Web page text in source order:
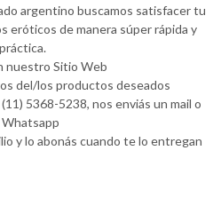
argentino buscamos satisfacer tu
eróticos de manera súper rápida y
práctica.
nuestro Sitio Web
del/los productos deseados
5368-5238, nos enviás un mail o
y lo abonás cuando te lo entregan